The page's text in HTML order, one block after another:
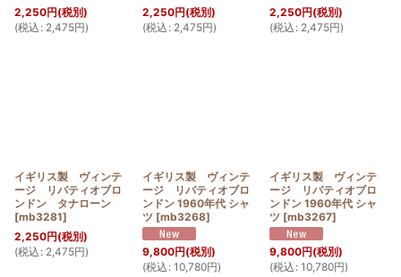
2,250円(税別)
(税込 : 2,475円)
2,250円(税別)
(税込 : 2,475円)
2,250円(税別)
(税込 : 2,475円)
イギリス製 ヴィンテ
ージ リバティオブロ
ンドン タナローン
[mb3281]
2,250円(税別)
(税込 : 2,475円)
イギリス製 ヴィンテ
ージ リバティオブロ
ンドン 1960年代 シャ
ツ [mb3268]
9,800円(税別)
(税込 : 10,780円)
イギリス製 ヴィンテ
ージ リバティオブロ
ンドン 1960年代 シャ
ツ [mb3267]
9,800円(税別)
(税込 : 10,780円)